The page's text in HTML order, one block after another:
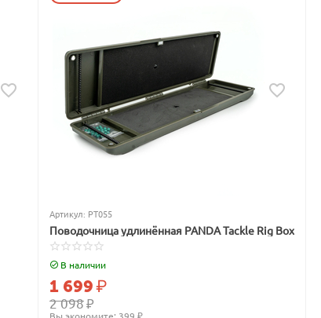
Артикул: PT055
Поводочница удлинённая PANDA Tackle Rig Box
В наличии
2 098₽
1 699₽